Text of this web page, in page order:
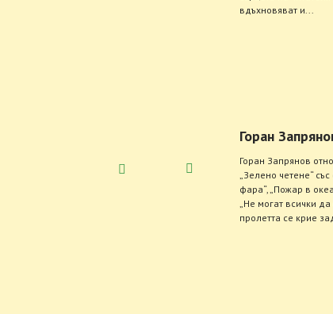
вдъхновяват и...
Горан
Горан Запрянов
„Зелено четене“
фара“, „Пожар в
„Не могат всички
пролетта се крие